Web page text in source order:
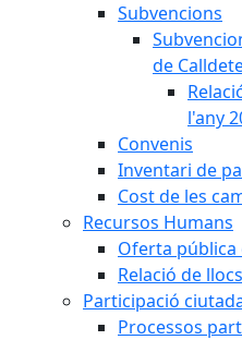
Subvencions
de
l'any
Convenis
Inventari de
Cost de les
Recursos Humans
Oferta pública
Relació de
Participació
Processos